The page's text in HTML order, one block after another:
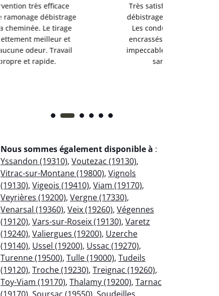
Très satisfait du ramonage
débistrage réalisé chez moi.
Les conduits étaient bien
encrassés et le résultat est
impeccable. Je recommande
Nous sommes également disponible à :
Yssandon (19310), Voutezac (19130),
Vitrac-sur-Montane (19800), Vignols
(19130), Vigeois (19410), Viam (19170),
Veyrières (19200), Vergne (17330),
Venarsal (19360), Veix (19260), Végennes
(19120), Vars-sur-Roseix (19130), Varetz
(19240), Valiergues (19200), Uzerche
(19140), Ussel (19200), Ussac (19270),
Turenne (19500), Tulle (19000), Tudeils
(19120), Troche (19230), Treignac (19260),
Toy-Viam (19170), Thalamy (19200), Tarnac